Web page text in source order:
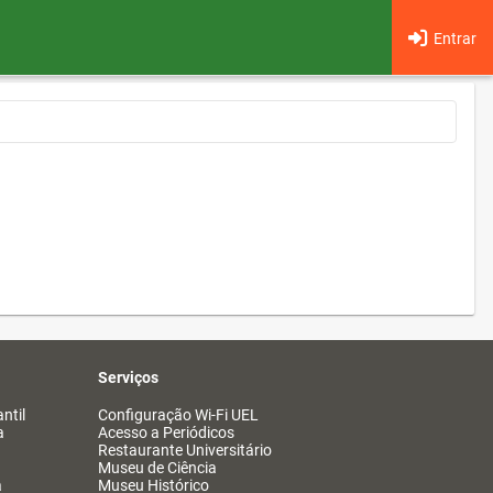
Entrar
Serviços
Configuração Wi-Fi UEL
Acesso a Periódicos
Restaurante Universitário
Museu de Ciência
Museu Histórico